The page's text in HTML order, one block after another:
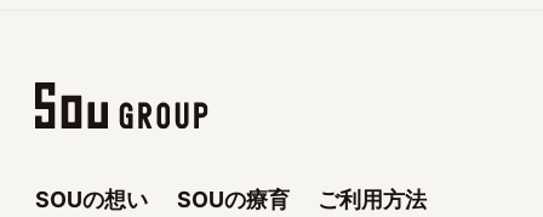
SOUの想い SOUの療育 ご利用方法